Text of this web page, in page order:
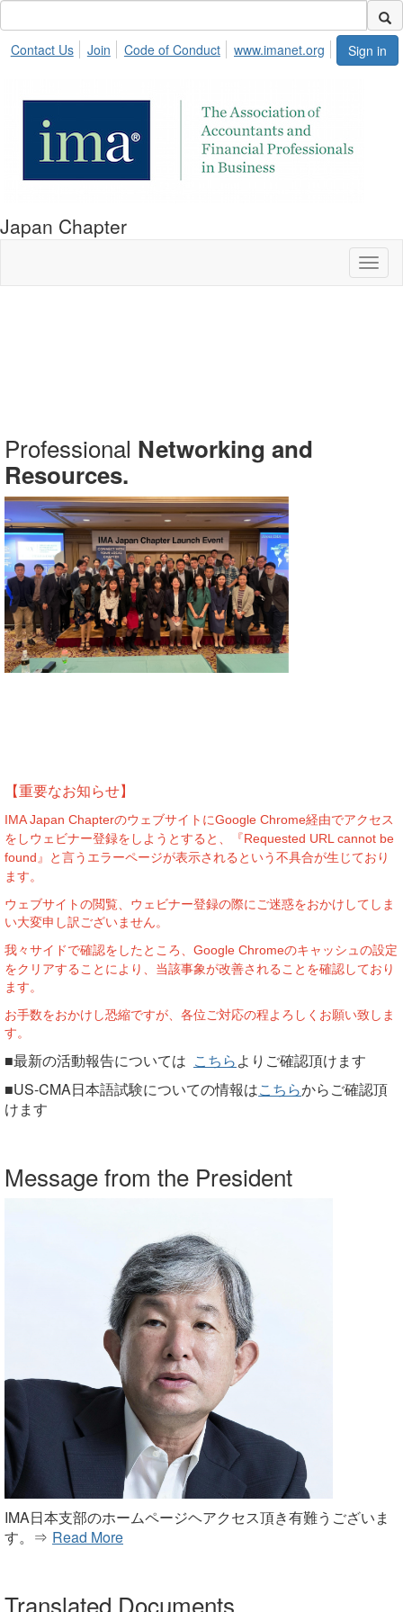
Sign in
Contact Us Join Code of Conduct www.imanet.org
Japan Chapter
Professional Networking and
Resources.
【重要なお知らせ】
IMA Japan ChapterのウェブサイトにGoogle Chrome経由でアクセス
をしウェビナー登録をしようとすると、『Requested URL cannot be
found』と言うエラーページが表示されるという不具合が生じており
ます。
ウェブサイトの閲覧、ウェビナー登録の際にご迷惑をおかけしてしま
い大変申し訳ございません。
我々サイドで確認をしたところ、
Google Chromeのキャッシュの設定
をクリアすることにより、当該事象が改善されることを確認しており
ます。
お手数をおかけし恐縮ですが、各位ご対応の程よろしくお願い致しま
す。
■最新の活動報告については こちらよりご確認頂けます
■US-CMA日本語試験についての情報はこちらからご確認頂
けます
Message from the President
IMA日本支部のホームページヘアクセス頂き有難うございま
す。⇒ Read More
Translated Documents